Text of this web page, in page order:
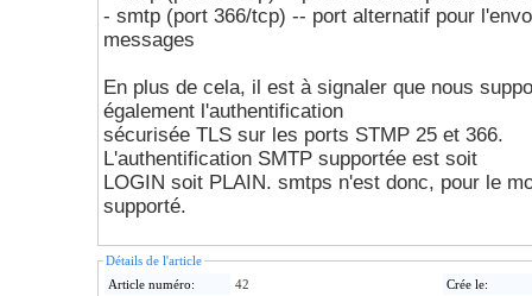
- smtp (port 366/tcp) -- port alternatif pour
messages
En plus de cela, il est à signaler que nous
également l'authentification
sécurisée TLS sur les ports STMP 25 et 366.
L'authentification SMTP supportée est soit
LOGIN soit PLAIN. smtps n'est donc, pour le
supporté.
Détails de l'article
Article numéro:
42 Crée le: